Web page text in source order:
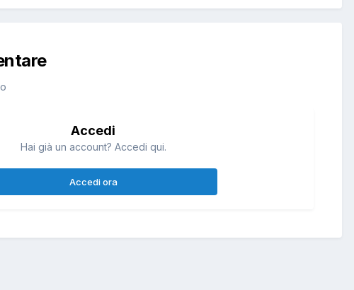
Accedi
Hai già un account? Accedi qui.
Accedi ora